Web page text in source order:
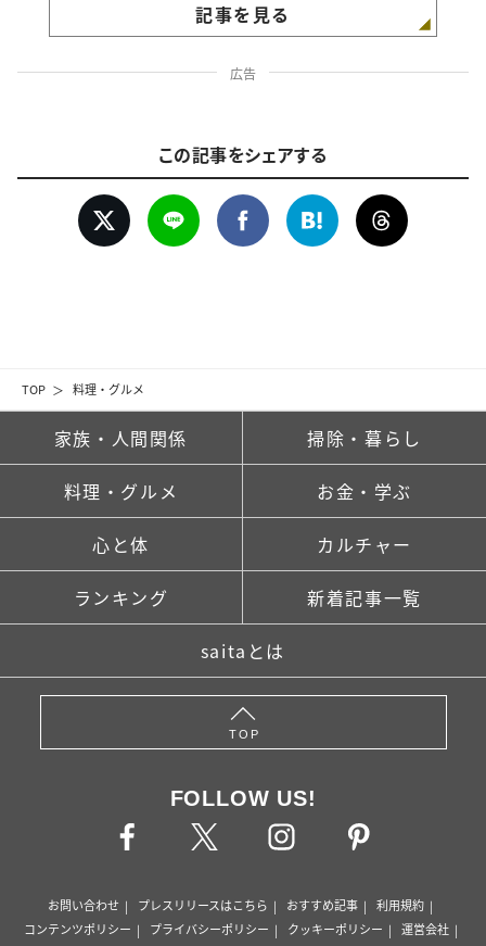
TOP 料理・グルメ
記事を見る
広告
この記事をシェアする
家族・人間関係 掃除・暮らし
料理・グルメ お金・学ぶ
心と体 カルチャー
ランキング 新着記事一覧
saitaとは
TOP
FOLLOW US!
お問い合わせ プレスリリースはこちら おすすめ記事
利用規約
コンテンツポリシー
プライバシーポリシー クッキーポリシー
運営会社